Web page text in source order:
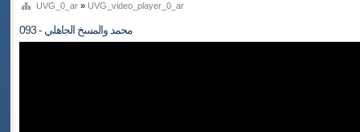
UVG_0_ar » UVG_video_player_0_ar
093 - محمد والمسخ الجاهلي